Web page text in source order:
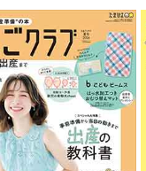
トイレに反対向きに
器を持って採尿した
ギリギリにトイレに
りますから、「シー
緊張をほぐしながら
りでやってみてはど